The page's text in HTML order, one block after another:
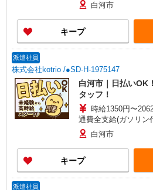
白河市
キープ
派遣社員
株式会社kotrio /●SD-H-1975147
白河市｜日払いOK
タッフ！
時給1350円〜
通費全支給(ガソリン
白河市
キープ
派遣社員